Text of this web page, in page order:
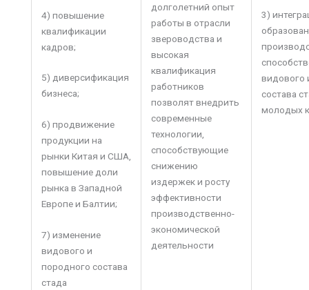
4) повышение
квалификации
кадров;
5) диверсификация
бизнеса;
6) продвижение
продукции на
рынки Китая и США,
повышение доли
рынка в Западной
Европе и Балтии;
7) изменение
видового и
породного состава
стада
долголетний опыт
работы в отрасли
звероводства и
высокая
квалификация
работников
позволят внедрить
современные
технологии,
способствующие
снижению
издержек и росту
эффективности
производственно-
экономической
деятельности
3)
видового
состава
молодых